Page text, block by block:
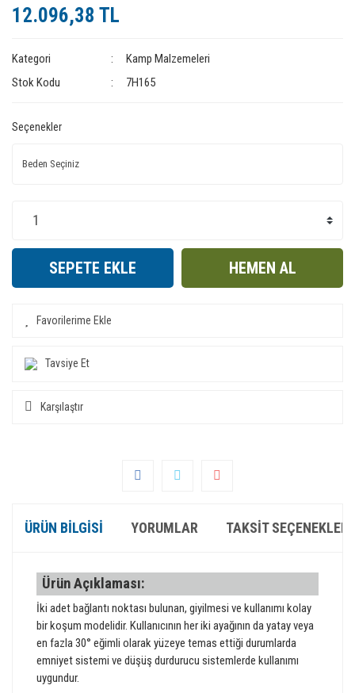
12.096,38 TL
Kategori
Kamp Malzemeleri
Stok Kodu
7H165
Seçenekler
SEPETE EKLE HEMEN AL
Tavsiye Et
Karşılaştır
ÜRÜN BILGISI YORUMLAR TAKSIT SEÇENEKLERI
Ürün Açıklaması:
İki adet bağlantı noktası bulunan, giyilmesi ve kullanımı kolay
bir koşum modelidir. Kullanıcının her iki ayağının da yatay veya
en fazla 30° eğimli olarak yüzeye temas ettiği durumlarda
emniyet sistemi ve düşüş durdurucu sistemlerde kullanımı
uygundur.